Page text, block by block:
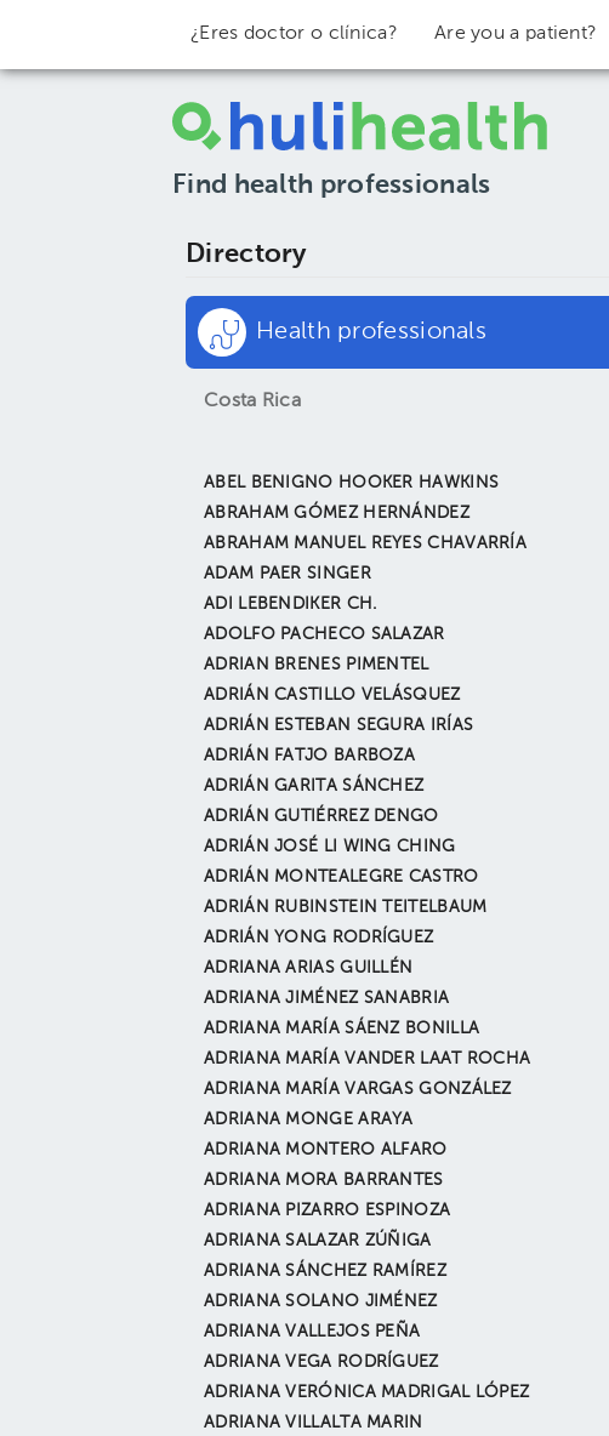
¿Eres doctor o clínica? Are you a patient?
Find health professionals
Directory
Health professionals
Costa Rica
ABEL BENIGNO HOOKER HAWKINS
ABRAHAM GÓMEZ HERNÁNDEZ
ABRAHAM MANUEL REYES CHAVARRÍA
ADAM PAER SINGER
ADI LEBENDIKER CH.
ADOLFO PACHECO SALAZAR
ADRIAN BRENES PIMENTEL
ADRIÁN CASTILLO VELÁSQUEZ
ADRIÁN ESTEBAN SEGURA IRÍAS
ADRIÁN FATJO BARBOZA
ADRIÁN GARITA SÁNCHEZ
ADRIÁN GUTIÉRREZ DENGO
ADRIÁN JOSÉ LI WING CHING
ADRIÁN MONTEALEGRE CASTRO
ADRIÁN RUBINSTEIN TEITELBAUM
ADRIÁN YONG RODRÍGUEZ
ADRIANA ARIAS GUILLÉN
ADRIANA JIMÉNEZ SANABRIA
ADRIANA MARÍA SÁENZ BONILLA
ADRIANA MARÍA VANDER LAAT ROCHA
ADRIANA MARÍA VARGAS GONZÁLEZ
ADRIANA MONGE ARAYA
ADRIANA MONTERO ALFARO
ADRIANA MORA BARRANTES
ADRIANA PIZARRO ESPINOZA
ADRIANA SALAZAR ZÚÑIGA
ADRIANA SÁNCHEZ RAMÍREZ
ADRIANA SOLANO JIMÉNEZ
ADRIANA VALLEJOS PEÑA
ADRIANA VEGA RODRÍGUEZ
ADRIANA VERÓNICA MADRIGAL LÓPEZ
ADRIANA VILLALTA MARIN